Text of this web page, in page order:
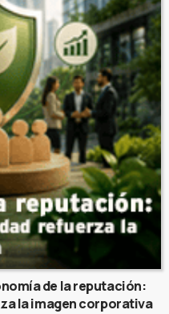
de la reputación:
la imagen corporativa